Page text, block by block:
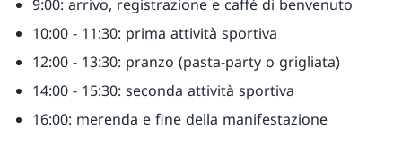
9:00: arrivo, registrazione e caffé di benvenuto
10:00 - 11:30: prima attività sportiva
12:00 - 13:30: pranzo (pasta-party o grigliata)
14:00 - 15:30: seconda attività sportiva
16:00: merenda e fine della manifestazione